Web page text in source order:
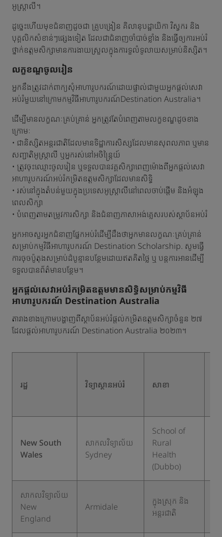
អូស្រ្តាលី។
ដូច្នេះហើយមុខជំនាញដូចជា គ្រូបង្រៀន គិលានុបដ្ឋាយិកា វិស្វករ និង
បុគ្គលិកសំខាន់ៗផ្សេងទៀត ដែលជាជំនាញចាំបាច់ខ្លាំង និងធ្វើឲ្យការអប់រំ
ថ្នាក់ឧត្តមសិក្សាមានការងាយស្រួលក្នុងការទួលំទូលាយសម្រាប់និស្សិត។
លក្ខខណ្ឌចូលរៀន
អ្នកនឹងត្រូវដាក់ពាក្យសុំអាហារូបករណ៍ដោយផ្ទាល់ជាមួយអ្នកផ្តល់សេវា
អប់រំមួយនៅក្រោមកម្មវិធីអាហារូបករណ៍Destination Australia។
ដើម្បីមានលក្ខណៈគ្រប់គ្រាន់ អ្នកត្រូវតែបំពេញតាមលក្ខខណ្ឌដូចខាង
ក្រោមៈ
• ជានិស្សិតអន្តរជាតិដែលមានទិដ្ឋាការសិស្សដែលមានសុពលភាព ឬមាន
សញ្ជាតិអូស្ត្រាលី ឬអ្នករស់នៅអចិន្ត្រៃយ៍
• ត្រូវចុះឈ្មោះចូលរៀន ឬទទួលបានវគ្គសិក្សាពេញម៉ោងពីអ្នកផ្តល់សេវា
អាហារូបករណ៍អប់រំកម្រិតឧត្តមសិក្សាដែលមានសិទ្ធិ
• រស់នៅក្នុងតំបន់មួយក្នុងប្រទេសអូស្ត្រាលីនៅពេលចាប់ផ្តើម និងអំឡុង
ពេលសិក្សា
• បំពេញតាមតម្រូវការសិក្សា និងជំនាញភាសាអង់គ្លេសរបស់ស្ថាប័នអប់រំ
អ្នកអាចសួរអ្នកជំនាញផ្នែកអប់រំដើម្បីដឹងថាអ្នកមានលក្ខណៈគ្រប់គ្រាន់
សម្រាប់កម្មវិធីអាហារូបករណ៍ Destination Scholarship. សូមធ្វើ
ការចុចប៉ូតុងសម្រាប់ដំបូន្មានបន្ថែមដោយឥតគិតថ្លៃ ឬ បន្តការអានដើម្បី
ទទួលបានព័ត៌មានបន្ថែម។
អ្នកផ្តល់សេវាអប់រំកម្រិតឧត្តមមានសិទ្ធិសម្រាប់កម្មវិធី
អាហារូបករណ៍ Destination Australia
តារាងខាងក្រោមបង្ហាញពីស្ថាប័នអប់រំផ្តល់កម្រិតឧត្តមសិក្សាចំនួន ២៧
ដែលផ្តល់អាហារូបករណ៍ Destination Australia ២០២៣។
រដ្ឋ វិទ្យាស្ថានអប់រំ សាខា
New South
Wales
សាកលវិទ្យាល័យ
Sydney
School of
Rural
Health
(Dubbo)
សាកលវិទ្យាល័យ
New
England
Armidale
ក្នុងស្រុក និង
អន្តរជាតិ